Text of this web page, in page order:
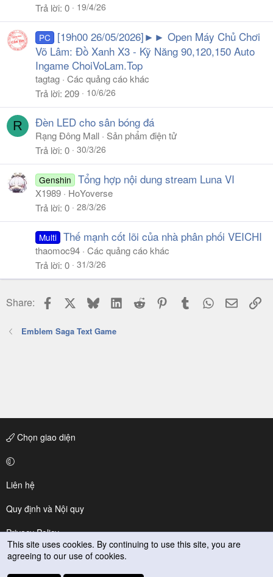
Trả lời 0 19/4/26
PC
[19h00 26/05/2026]►► Open Máy Chủ Chơi
Võ Lâm: Đồ Xanh X3 - Kỹ Năng 90,120,150 Auto
Ingame ChoiVoLam.Top
tagtag Các quảng cáo khác
Trả lời 209 10/6/26
R Đèn LED cho sân bóng đá
Rạng Đông Mall
Sản phẩm điện tử
Trả lời 0 30/3/26
Genshin Tổng hợp nội dung stream Luna VI
X1989
HoYoverse
Trả lời 0 28/3/26
Multi Thế mạnh cốt lõi của nhà phân phối VEICHI
thaomoc94 Các quảng cáo khác
Trả lời 0 31/3/26
Share: Facebook BlueskyLinkedIn
Reddit PinterestTumblr WhatsApp
Email
Emblem Saga Text Game
Chọn giao diện
Liên hệ
Quy định và Nội quy
Privacy Policy
Trợ giúp